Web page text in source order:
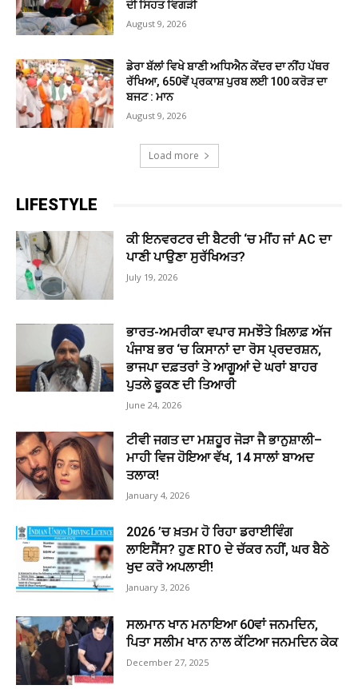
ਦੀ ਸਿਹਤ ਵਿਗੜੀ
August 9, 2026
ਡੇਰਾ ਬੱਲਾਂ ਵਿਖੇ ਬਾਣੀ ਅਧਿਐਨ ਕੇਂਦਰ ਦਾ ਨੀਂਹ ਪੱਥਰ
ਰੱਖਿਆ, 650ਵੇਂ ਪ੍ਰਕਾਸ਼ ਪੁਰਬ ਲਈ 100 ਕਰੋੜ ਦਾ
ਬਜਟ : ਮਾਨ
August 9, 2026
Load more
LIFESTYLE
ਕੀ ਇਨਵਰਟਰ ਦੀ ਬੈਟਰੀ ‘ਚ ਮੀਂਹ ਜਾਂ AC ਦਾ
ਪਾਣੀ ਪਾਉਣਾ ਸੁਰੱਖਿਅਤ?
July 19, 2026
ਭਾਰਤ-ਅਮਰੀਕਾ ਵਪਾਰ ਸਮਝੌਤੇ ਖ਼ਿਲਾਫ਼ ਅੱਜ
ਪੰਜਾਬ ਭਰ ‘ਚ ਕਿਸਾਨਾਂ ਦਾ ਰੋਸ ਪ੍ਰਦਰਸ਼ਨ,
ਭਾਜਪਾ ਦਫ਼ਤਰਾਂ ਤੇ ਆਗੂਆਂ ਦੇ ਘਰਾਂ ਬਾਹਰ
ਪੁਤਲੇ ਫੂਕਣ ਦੀ ਤਿਆਰੀ
June 24, 2026
ਟੀਵੀ ਜਗਤ ਦਾ ਮਸ਼ਹੂਰ ਜੋੜਾ ਜੈ ਭਾਨੁਸ਼ਾਲੀ–
ਮਾਹੀ ਵਿਜ ਹੋਇਆ ਵੱਖ, 14 ਸਾਲਾਂ ਬਾਅਦ
ਤਲਾਕ!
January 4, 2026
2026 ’ਚ ਖ਼ਤਮ ਹੋ ਰਿਹਾ ਡਰਾਈਵਿੰਗ
ਲਾਇਸੈਂਸ? ਹੁਣ RTO ਦੇ ਚੱਕਰ ਨਹੀਂ, ਘਰ ਬੈਠੇ
ਖੁਦ ਕਰੋ ਅਪਲਾਈ!
January 3, 2026
ਸਲਮਾਨ ਖਾਨ ਮਨਾਇਆ 60ਵਾਂ ਜਨਮਦਿਨ,
ਪਿਤਾ ਸਲੀਮ ਖਾਨ ਨਾਲ ਕੱਟਿਆ ਜਨਮਦਿਨ ਕੇਕ
December 27, 2025